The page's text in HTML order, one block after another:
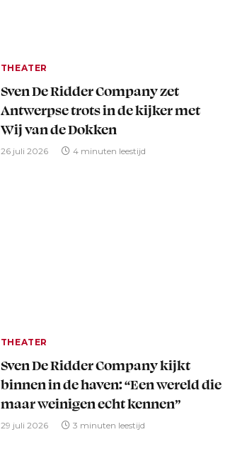
THEATER
Sven De Ridder Company zet
Antwerpse trots in de kijker met
Wij van de Dokken
26 juli 2026 4 minuten leestijd
THEATER
Sven De Ridder Company kijkt
binnen in de haven: “Een wereld die
maar weinigen echt kennen”
29 juli 2026 3 minuten leestijd